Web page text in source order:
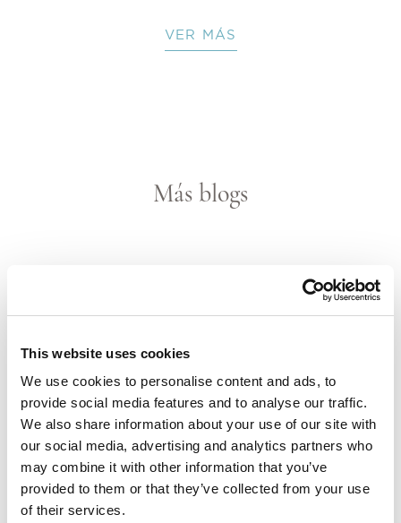
This website uses cookies
We use cookies to personalise content and ads, to
provide social media features and to analyse our traffic.
We also share information about your use of our site with
our social media, advertising and analytics partners who
may combine it with other information that you’ve
provided to them or that they’ve collected from your use
of their services.
VER MÁS
Más blogs
¡Hasta octubre, St. Barts!